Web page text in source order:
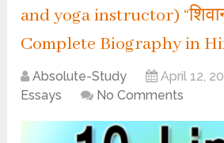
and yoga instructor)
Complete Biography in
Absolute-Study April 12,
Essays
No Comments